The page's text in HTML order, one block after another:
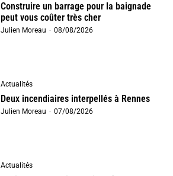
Construire un barrage pour la baignade
peut vous coûter très cher
Julien Moreau - 08/08/2026
Actualités
Deux incendiaires interpellés à Rennes
Julien Moreau - 07/08/2026
Actualités